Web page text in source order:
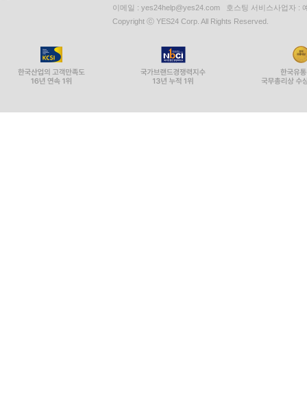
이메일 : yes24help@yes24.com 호스팅 서비스사업자 :
Copyright ⓒ YES24 Corp. All Rights Reserved.